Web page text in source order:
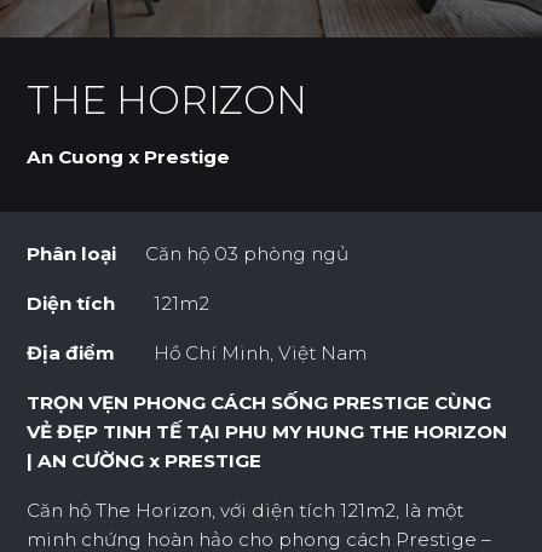
THE HORIZON
An Cuong x Prestige
Phân loại Căn hộ 03 phòng ngủ
Diện tích 121m2
Địa điểm Hồ Chí Minh, Việt Nam
TRỌN VẸN PHONG CÁCH SỐNG PRESTIGE CÙNG
VẺ ĐẸP TINH TẾ TẠI PHU MY HUNG THE HORIZON
| AN CƯỜNG x PRESTIGE
Căn hộ The Horizon, với diện tích 121m2, là một
minh chứng hoàn hảo cho phong cách Prestige –